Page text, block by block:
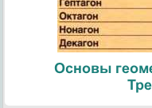
Основы